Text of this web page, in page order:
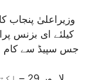
وزیراعلیٰ پنجاب
کیلئے ای بزنس
جس سپیڈ سے کام